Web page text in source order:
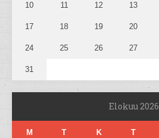
10 11 12 13
17 18 19 20
24 25 26 27
31
Elokuu 2026
M T K T